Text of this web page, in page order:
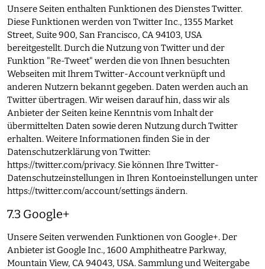
Unsere Seiten enthalten Funktionen des Dienstes Twitter.
Diese Funktionen werden von Twitter Inc., 1355 Market
Street, Suite 900, San Francisco, CA 94103, USA
bereitgestellt. Durch die Nutzung von Twitter und der
Funktion "Re-Tweet" werden die von Ihnen besuchten
Webseiten mit Ihrem Twitter-Account verknüpft und
anderen Nutzern bekannt gegeben. Daten werden auch an
Twitter übertragen. Wir weisen darauf hin, dass wir als
Anbieter der Seiten keine Kenntnis vom Inhalt der
übermittelten Daten sowie deren Nutzung durch Twitter
erhalten. Weitere Informationen finden Sie in der
Datenschutzerklärung von Twitter:
https://twitter.com/privacy. Sie können Ihre Twitter-
Datenschutzeinstellungen in Ihren Kontoeinstellungen unter
https://twitter.com/account/settingsändern.
7.3 Google+
Unsere Seiten verwenden Funktionen von Google+. Der
Anbieter ist Google Inc., 1600 Amphitheatre Parkway,
Mountain View, CA 94043, USA. Sammlung und Weitergabe